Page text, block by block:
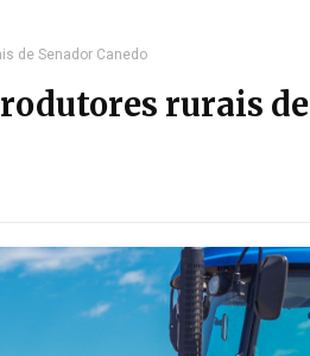
de Senador Canedo
rurais de